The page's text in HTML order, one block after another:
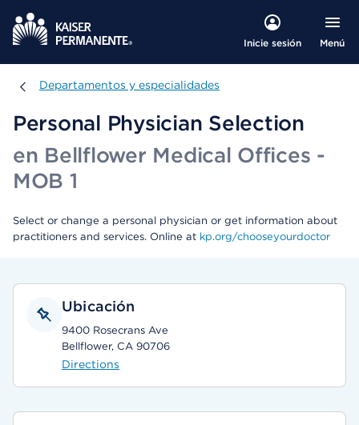
Inicie sesión Menú
Departamentos y especialidades
Departamentos y especialidades
Personal Physician Selection
en Bellflower Medical Offices -
MOB 1
Select or change a personal physician or get information about
practitioners and services. Online at kp.org/chooseyourdoctor
Ubicación
9400 Rosecrans Ave
Bellflower, CA 90706
Directions